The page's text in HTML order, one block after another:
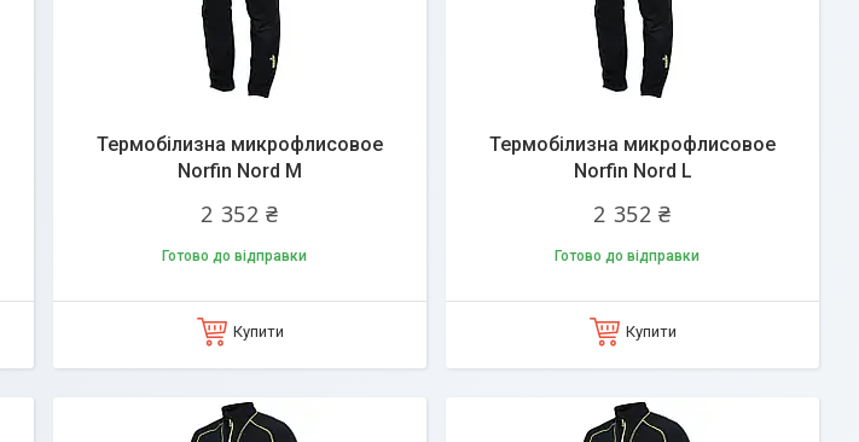
Термобілизна микрофлисовое
Norfin Nord M
2 352 ₴
Готово до відправки
Купити
Термобілизна микрофлисовое
Norfin Nord L
2 352 ₴
Готово до відправки
Купити